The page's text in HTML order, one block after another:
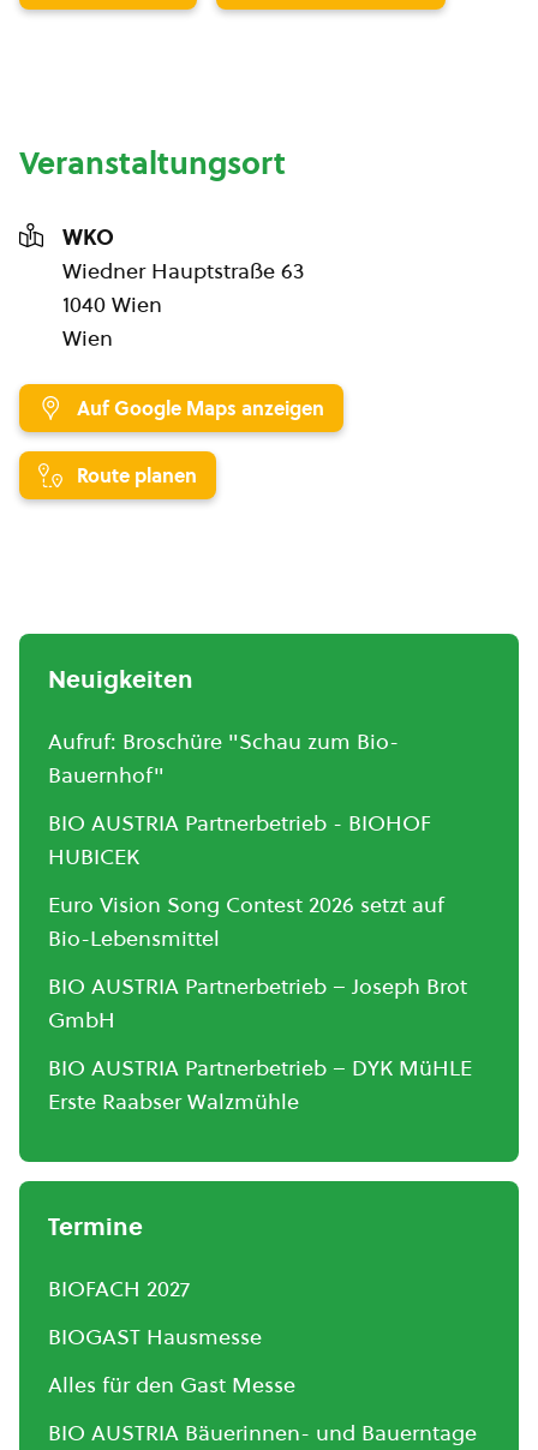
Veranstaltungsort
WKO
Wiedner Hauptstraße 63
1040 Wien
Wien
Auf Google Maps anzeigen
Route planen
Neuigkeiten
Aufruf: Broschüre "Schau zum Bio-
Bauernhof"
BIO AUSTRIA Partnerbetrieb - BIOHOF
HUBICEK
Euro Vision Song Contest 2026 setzt auf
Bio-Lebensmittel
BIO AUSTRIA Partnerbetrieb – Joseph Brot
GmbH
BIO AUSTRIA Partnerbetrieb – DYK MüHLE
Erste Raabser Walzmühle
Termine
BIOFACH 2027
BIOGAST Hausmesse
Alles für den Gast Messe
BIO AUSTRIA Bäuerinnen- und Bauerntage